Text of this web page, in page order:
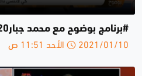
#برنامج بوضوح مع محمد جبار20 2 2019
2021/01/10 الأحد 11:51 ص